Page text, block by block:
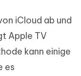
iCloud ab und
Apple TV
kann einige
es